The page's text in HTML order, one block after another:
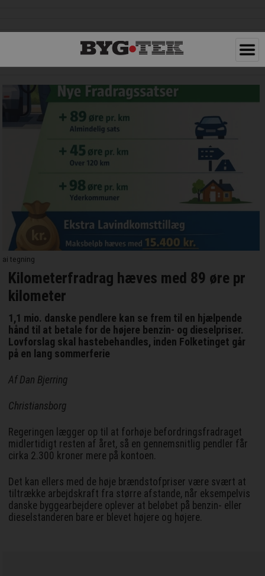
ai tegning
Kilometerfradrag hæves med 89 øre pr
kilometer
1,1 mio. danske pendlere kan se frem til en hjælpende
hånd til at betale for de højere benzin- og dieselpriser.
Lovforslag skal hastebehandles, inden Folketinget går
på en lang sommerferie
Af Dan Bjerring
Christiansborg
Regeringen lægger op til at forhøje befordringsfradraget
midlertidigt resten af året, så en gennemsnitlig pendler får
cirka 2.300 kroner mere på kontoen.
Det kan ellers med de høje brændstofpriser være svært at
tiltrække arbejdskraft fra større afstande, når eksempelvis
danske byggearbejdere oplever at beløbet på benzin- eller
dieselstanderen bare er blevet højere og højere.